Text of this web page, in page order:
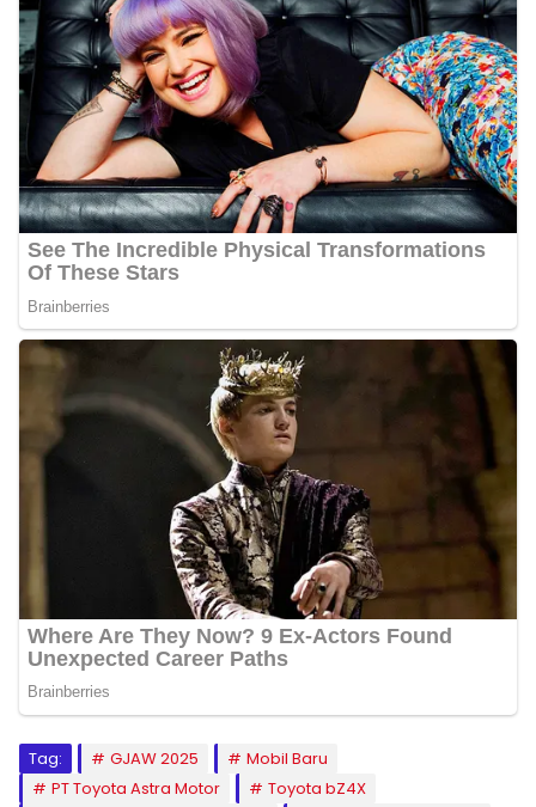
Tag: GJAW 2025
Mobil Baru
PT Toyota Astra Motor
Toyota bZ4X